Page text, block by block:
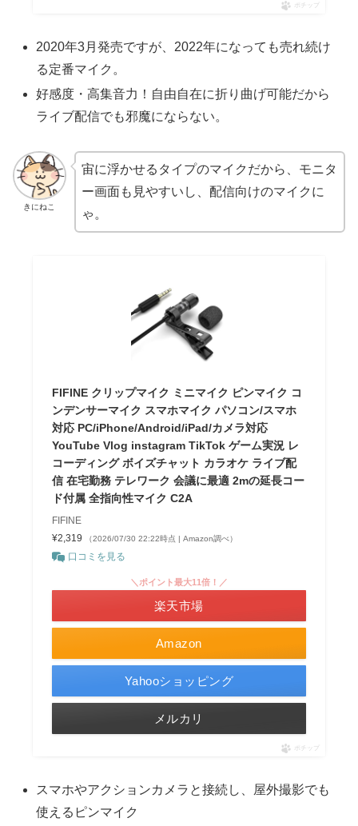
ポチップ
2020年3月発売ですが、2022年になっても売れ続け
る定番マイク。
好感度・高集音力！自由自在に折り曲げ可能だから
ライブ配信でも邪魔にならない。
きにねこ
宙に浮かせるタイプのマイクだから、モニタ
ー画面も見やすいし、配信向けのマイクに
ゃ。
FIFINE クリップマイク ミニマイク ピンマイク コ
ンデンサーマイク スマホマイク パソコン/スマホ
対応 PC/iPhone/Android/iPad/カメラ対応
YouTube Vlog instagram TikTok ゲーム実況 レ
コーディング ボイズチャット カラオケ ライブ配
信 在宅勤務 テレワーク 会議に最適 2mの延長コー
ド付属 全指向性マイク C2A
FIFINE
¥2,319
（2026/07/30 22:22時点 | Amazon調べ）
口コミを見る
Amazon
＼ポイント最大11倍！／
楽天市場
Yahooショッピング
メルカリ
ポチップ
スマホやアクションカメラと接続し、屋外撮影でも
使えるピンマイク